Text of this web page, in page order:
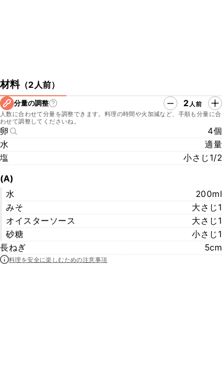
材料（2人前）
分量の調整 2 人前
人数に合わせて分量を調整できます。料理の時間や火加減など、手順も分量に合
わせて調整してくださいね。
卵
4個
水
適量
塩
小さじ1/2
(A)
水
200ml
みそ
大さじ1
オイスターソース
大さじ1
砂糖
小さじ1
長ねぎ
5cm
料理を安全に楽しむための注意事項